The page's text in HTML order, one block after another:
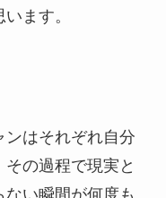
ます。
ンはそれぞれ自分
の過程で現実と